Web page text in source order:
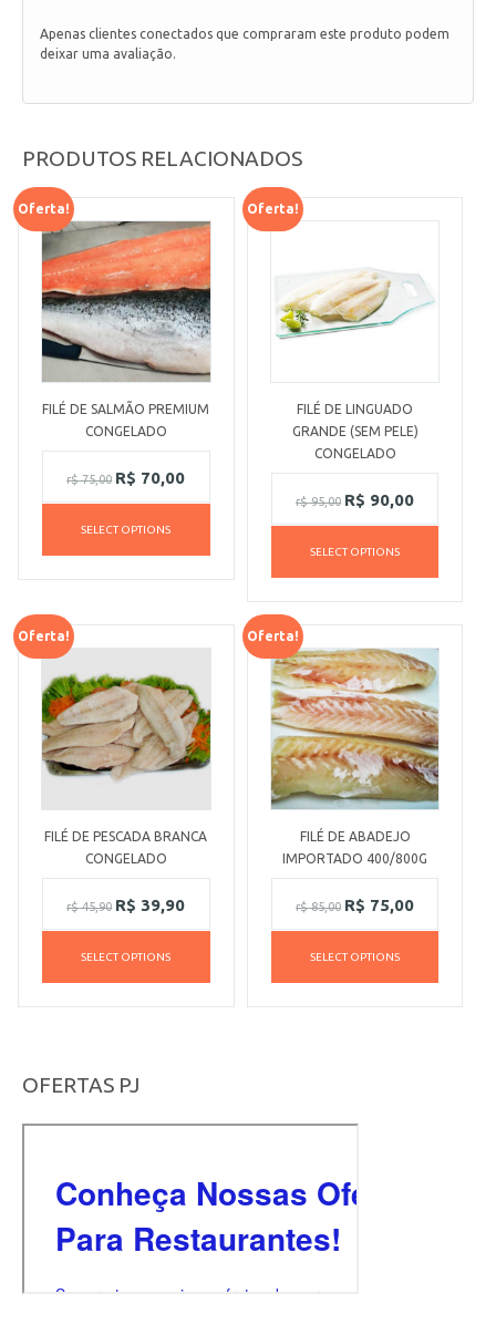
Apenas clientes conectados que compraram este produto podem
deixar uma avaliação.
PRODUTOS RELACIONADOS
Oferta!
FILÉ DE SALMÃO PREMIUM
CONGELADO
r$75,00 R$ 70,00
SELECT OPTIONS
Oferta!
FILÉ DE LINGUADO
GRANDE (SEM PELE)
CONGELADO
r$95,00 R$ 90,00
SELECT OPTIONS
Oferta!
FILÉ DE PESCADA BRANCA
CONGELADO
r$45,90 R$ 39,90
SELECT OPTIONS
Oferta!
FILÉ DE ABADEJO
IMPORTADO 400/800G
r$85,00 R$ 75,00
SELECT OPTIONS
OFERTAS PJ